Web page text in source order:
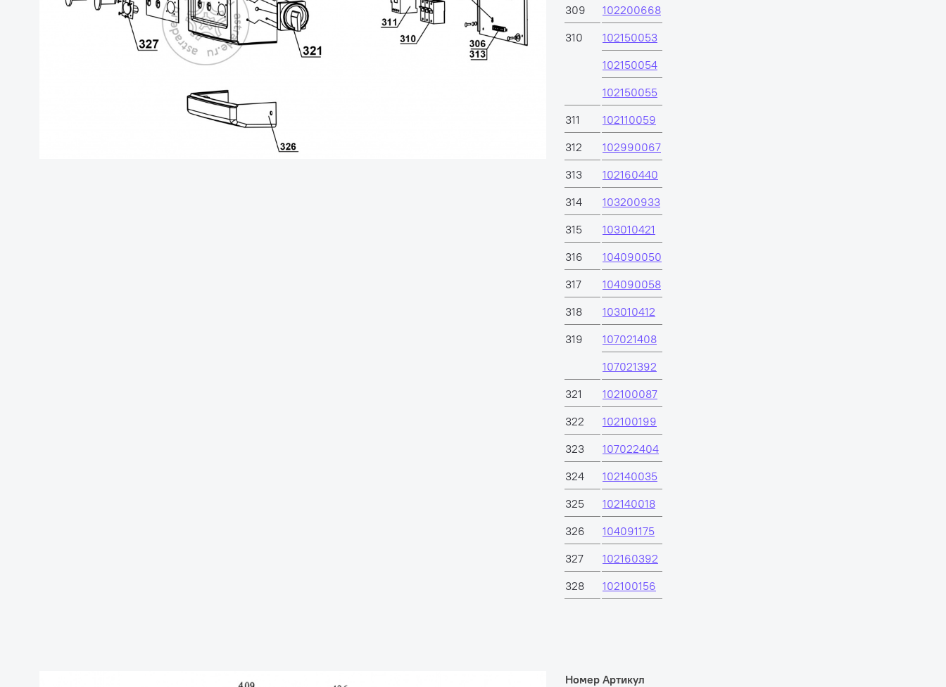
309
102200668
310
102150053
102150054
102150055
311
102110059
312
102990067
313
102160440
314
103200933
315
103010421
316
104090050
317
104090058
318
103010412
319
107021408
107021392
321
102100087
322
102100199
323
107022404
324
102140035
325
102140018
326
104091175
327
102160392
328
102100156
Номер Артикул